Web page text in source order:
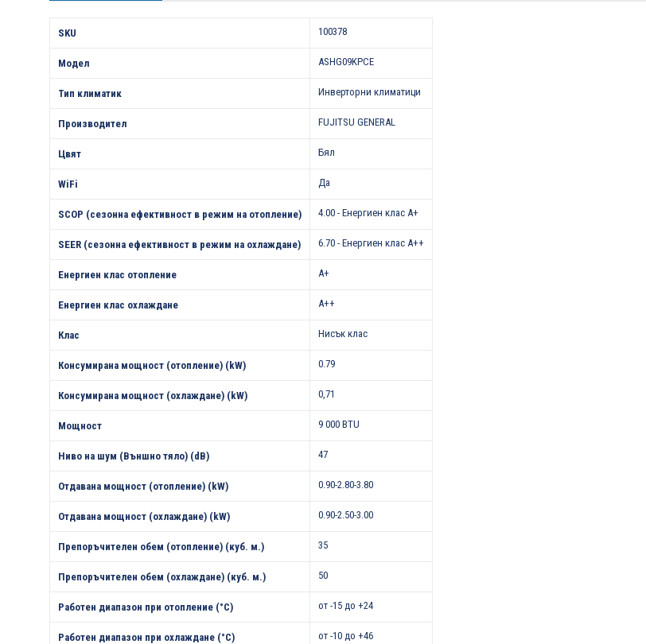
SKU
100378
Модел ASHG09KPCE
Тип климатик Инверторни климатици
Производител FUJITSU GENERAL
Цвят Бял
WiFi Да
SCOP (сезонна ефективност в режим на отопление) 4.00 - Енергиен клас A+
SEER (сезонна ефективност в режим на охлаждане) 6.70 - Енергиен клас A++
Енергиен клас отопление A+
Енергиен клас охлаждане A++
Клас Нисък клас
Консумирана мощност (отопление) (kW) 0.79
Консумирана мощност (охлаждане) (kW) 0,71
Мощност 9 000 BTU
Ниво на шум (Външно тяло) (dB) 47
Отдавана мощност (отопление) (kW) 0.90-2.80-3.80
Отдавана мощност (охлаждане) (kW) 0.90-2.50-3.00
Препоръчителен обем (отопление) (куб. м.) 35
Препоръчителен обем (охлаждане) (куб. м.) 50
Работен диапазон при отопление (°С) от -15 до +24
Работен диапазон при охлаждане (°С) от -10 до +46